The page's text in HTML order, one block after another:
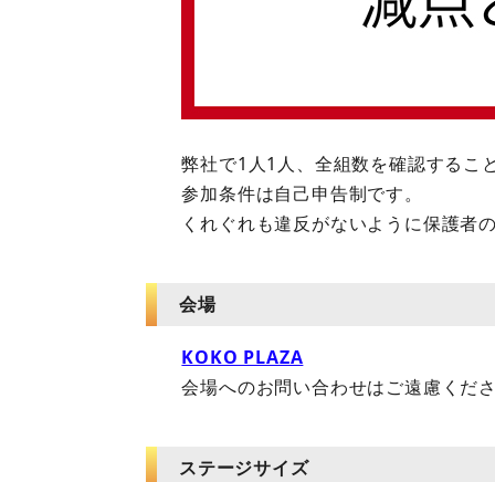
弊社で1人1人、全組数を確認するこ
参加条件は自己申告制です。
くれぐれも違反がないように保護者
会場
KOKO PLAZA
会場へのお問い合わせはご遠慮くださ
ステージサイズ